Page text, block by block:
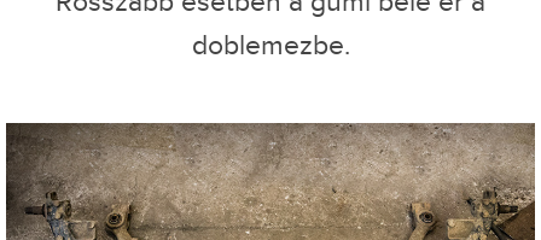
doblemezbe.